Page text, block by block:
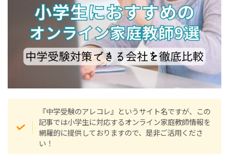
『中学受験のアレコレ』というサイト名ですが、この
記事では小学生に対応するオンライン家庭教師情報を
網羅的に提供しておりますので、是非ご活用くださ
い！